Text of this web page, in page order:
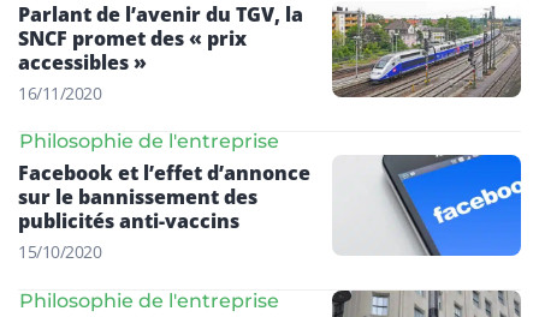
Parlant de l’avenir du TGV, la
SNCF promet des « prix
accessibles »
16/11/2020
Philosophie de l'entreprise
Facebook et l’effet d’annonce
sur le bannissement des
publicités anti-vaccins
15/10/2020
Philosophie de l'entreprise